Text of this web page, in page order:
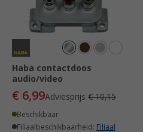
Haba contactdoos
audio/video
€ 6,99Adviesprijs € 10,15
Beschikbaar
Filiaalbeschikbaarheid: Filiaal